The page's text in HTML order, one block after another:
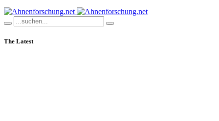
The Latest